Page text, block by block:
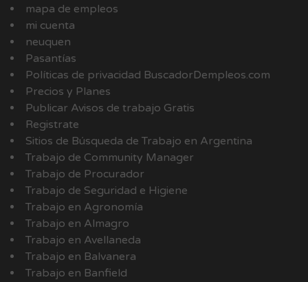
mapa de empleos
mi cuenta
neuquen
Pasantías
Políticas de privacidad BuscadorDempleos.com
Precios y Planes
Publicar Avisos de trabajo Gratis
Registrate
Sitios de Búsqueda de Trabajo en Argentina
Trabajo de Community Manager
Trabajo de Procurador
Trabajo de Seguridad e Higiene
Trabajo en Agronomía
Trabajo en Almagro
Trabajo en Avellaneda
Trabajo en Balvanera
Trabajo en Banfield